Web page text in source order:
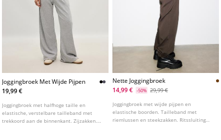
Joggingbroek Met Wijde Pijpen
19,99 €
Joggingbroek met halfhoge taille en
elastische, verstelbare tailleband met
trekkoord aan de binnenkant. Zijzakken.
Nette Joggingbroek
14,99 €
-50% 29,99 €
Joggingbroek met wijde pijpen en
elastische boorden. Tailleband met
riemlussen en steekzakken. Ritssluiting